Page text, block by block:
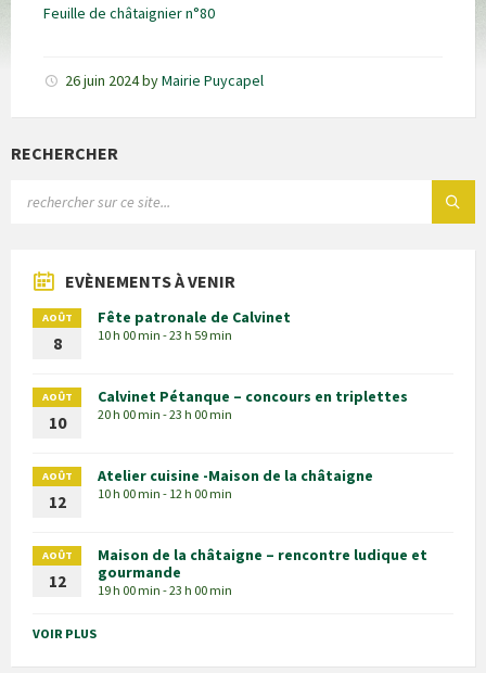
Feuille de châtaignier n°80
26 juin 2024byMairie Puycapel
RECHERCHER
EVÈNEMENTS À VENIR
AOÛT
8
Fête patronale de Calvinet
10 h 00 min - 23 h 59 min
AOÛT
10
Calvinet Pétanque – concours en triplettes
20 h 00 min - 23 h 00 min
AOÛT
12
Atelier cuisine -Maison de la châtaigne
10 h 00 min - 12 h 00 min
AOÛT
12
Maison de la châtaigne – rencontre ludique et
gourmande
19 h 00 min - 23 h 00 min
VOIR PLUS